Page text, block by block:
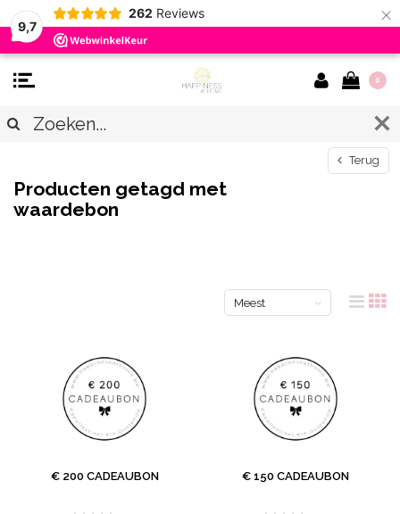
9,7
262 Reviews ×
0
Terug
Producten getagd met
waardebon
Meest
€ 200 CADEAUBON € 150 CADEAUBON